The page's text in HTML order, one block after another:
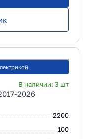
В наличии: 3 шт
2026
2200
100